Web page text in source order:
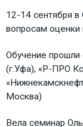
12-14 сентября в
вопросам оценки
Обучение
(г.Уфа), «Р-ПРО
Москва)
Вела семинар